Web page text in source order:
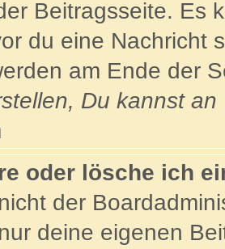
Beitragsseite. Es
du eine Nachricht
am Ende der
Du kannst
oder lösche ich
der
deine eigenen